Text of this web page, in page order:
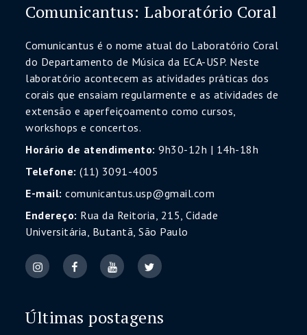
Comunicantus: Laboratório Coral
Comunicantus é o nome atual do Laboratório Coral
do Departamento de Música da ECA-USP. Neste
laboratório acontecem as atividades práticas dos
corais que ensaiam regularmente e as atividades de
extensão e aperfeiçoamento como cursos,
workshops e concertos.
Horário de atendimento: 9h30-12h | 14h-18h
Telefone: (11) 3091-4005
E-mail: comunicantus.usp@gmail.com
Endereço: Rua da Reitoria, 215, Cidade
Universitária, Butantã, São Paulo
Últimas postagens